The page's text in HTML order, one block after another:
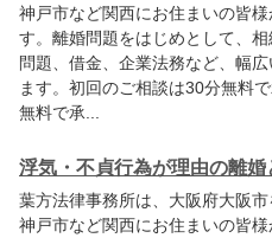
神戸市など関西にお住まいの皆
す。離婚問題をはじめとして、相
問題、借金、企業法務など、幅
ます。初回のご相談は30分無料
無料で承...
浮気・不貞行為が理由の離婚
葉方法律事務所は、大阪府大阪
神戸市など関西にお住まいの皆